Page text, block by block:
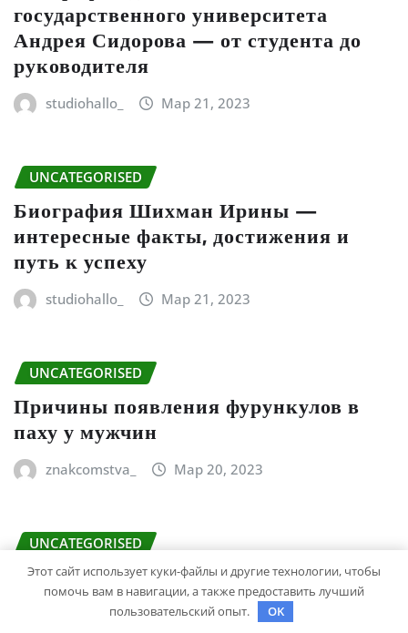
государственного университета
Андрея Сидорова — от студента до
руководителя
studiohallo_ Мар 21, 2023
UNCATEGORISED
Биография Шихман Ирины —
интересные факты, достижения и
путь к успеху
studiohallo_ Мар 21, 2023
UNCATEGORISED
Причины появления фурункулов в
паху у мужчин
znakcomstva_ Мар 20, 2023
UNCATEGORISED
Как отличить жировик от лимфоузла
или фибромы мягких тканей или
Этот сайт использует куки-файлы и другие технологии, чтобы
помочь вам в навигации, а также предоставить лучший
пользовательский опыт.
OK